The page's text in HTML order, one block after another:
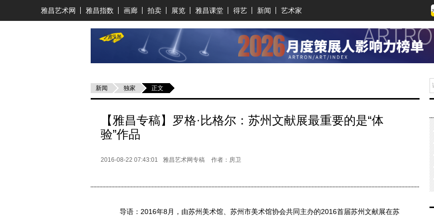
雅昌艺术网 雅昌指数 画廊 拍卖 展览 雅昌课堂 得艺 新闻 艺术家
新闻 独家 正文
【雅昌专稿】罗格·比格尔：苏州文献展最重要的是“体
验”作品
2016-08-22 07:43:01 雅昌艺术网专稿 作者：房卫
导语：2016年8月，由苏州美术馆、苏州市美术馆协会共同主办的2016首届苏州文献展在苏